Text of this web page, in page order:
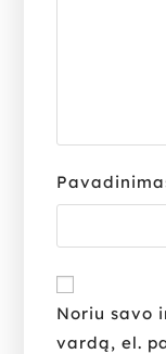
Noriu savo
vardą, el.